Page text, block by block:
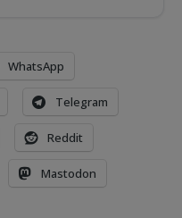
WhatsApp
Telegram
Reddit
Mastodon